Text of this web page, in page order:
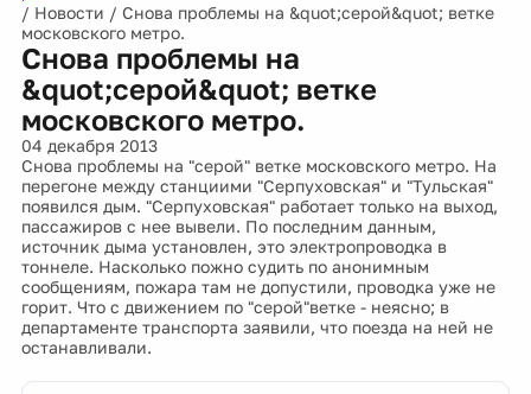
/ Новости / Снова проблемы на &quot;серой&quot; ветке
московского метро.
Снова проблемы на
&quot;серой&quot; ветке
московского метро.
04 декабря 2013
Снова проблемы на "серой" ветке московского метро. На
перегоне между станциими "Серпуховская" и "Тульская"
появился дым. "Серпуховская" работает только на выход,
пассажиров с нее вывели. По последним данным,
источник дыма установлен, это электропроводка в
тоннеле. Насколько пожно судить по анонимным
сообщениям, пожара там не допустили, проводка уже не
горит. Что с движением по "серой"ветке - неясно; в
департаменте транспорта заявили, что поезда на ней не
останавливали.